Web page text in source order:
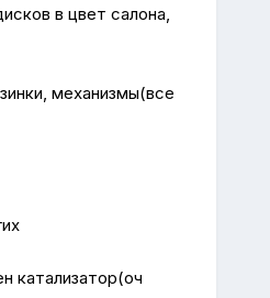
в цвет салона,
механизмы(все
катализатор(оч